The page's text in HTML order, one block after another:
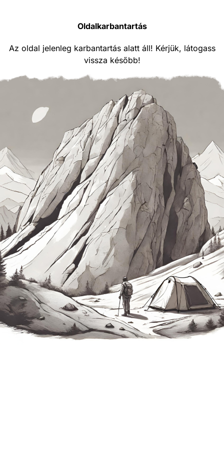
Oldalkarbantartás
Az oldal jelenleg karbantartás alatt áll! Kérjük, látogass
vissza később!